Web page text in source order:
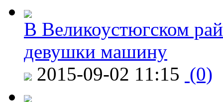
В Великоустюгском
девушки машину
2015-09-02 11:15 (0)